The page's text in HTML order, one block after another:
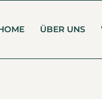
ÜBER UNS